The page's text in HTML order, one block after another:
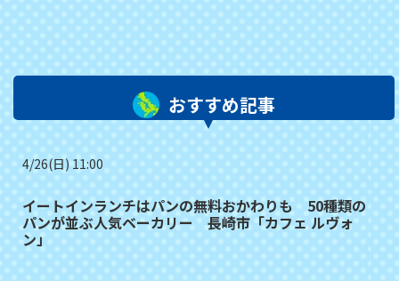
おすすめ記事
4/26(日) 11:00
イートインランチはパンの無料おかわりも 50種類の
パンが並ぶ人気ベーカリー 長崎市「カフェ ルヴォ
ン」